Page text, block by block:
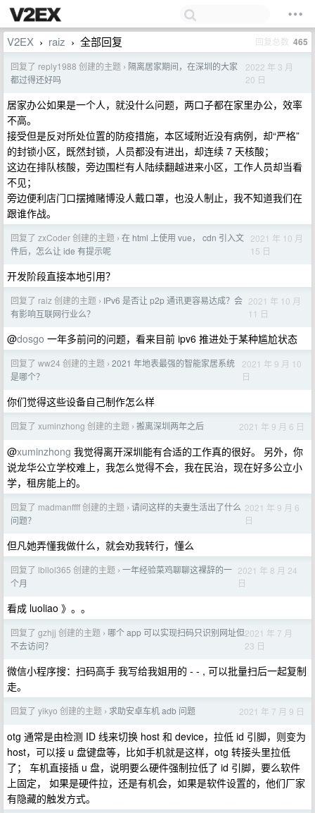
V2EX › raiz › 全部回复 回复总数 465
回复了 reply1988 创建的主题 › 隔离居家期间，在深圳的大家
都过得还好吗
2022 年 3 月
20 日
居家办公如果是一个人，就没什么问题，两口子都在家里办公，效率
不高。
接受但是反对所处位置的防疫措施，本区域附近没有病例，却“严格”
的封锁小区，既然封锁，人员都没有进出，却连续 7 天核酸；
这边在排队核酸，旁边围栏有人陆续翻越进来小区，工作人员却当看
不见；
旁边便利店门口摆摊赌博没人戴口罩，也没人制止，我不知道我们在
跟谁作战。
回复了 zxCoder 创建的主题 › 在 html 上使用 vue， cdn 引入文
件后，怎么让 ide 有提示呢
2021 年 10 月
15 日
开发阶段直接本地引用？
回复了 raiz 创建的主题 › IPv6 是否让 p2p 通讯更容易达成？会
有影响互联网行业么？
2021 年 10 月
11 日
@dosgo 一年多前问的问题，看来目前 ipv6 推进处于某种尴尬状态
回复了 ww24 创建的主题 › 2021 年地表最强的智能家居系统
是哪个？
2021 年 9 月 10
日
你们觉得这些设备自己制作怎么样
回复了 xuminzhong 创建的主题 › 搬离深圳两年之后 2021 年 9 月 6 日
@xuminzhong 我觉得离开深圳能有合适的工作真的很好。 另外，你
说龙华公立学校难上，我怎么觉得不会，我在民治，现在好多公立小
学，租房能上的。
回复了 madmanffff 创建的主题 › 请问这样的夫妻生活出了什么
问题？
2021 年 9 月 6
日
但凡她弄懂我做什么，就会劝我转行，懂么
回复了 lbllol365 创建的主题 › 一年经验菜鸡聊聊这裸辞的一
个月
2021 年 8 月 24
日
看成 luoliao 》。。
回复了 gzhjj 创建的主题 › 哪个 app 可以实现扫码只识别网址但
不去访问？
2021 年 7 月
23 日
微信小程序搜：扫码高手 我写给我姐用的 - - , 可以批量扫后一起复制
走。
回复了 yikyo 创建的主题 › 求助安卓车机 adb 问题 2021 年 7 月 9 日
otg 通常是由检测 ID 线来切换 host 和 device，拉低 id 引脚，则变为
host，可以接 u 盘键盘等，比如手机就是这样，otg 转接头里拉低
了； 车机直接插 u 盘，说明要么硬件强制拉低了 id 引脚，要么软件
上固定， 如果是硬件拉，还是有机会，如果是软件设置的，他们厂家
有隐藏的触发方式。